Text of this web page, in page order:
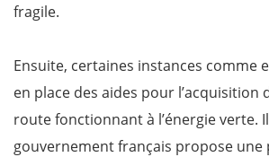
fragile.
Ensuite, certaines instances comme
en place des aides pour l’acquisition
route fonctionnant à l’énergie verte.
gouvernement français propose